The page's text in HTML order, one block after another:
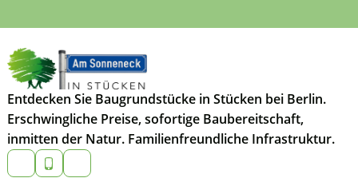
Entdecken Sie Baugrundstücke in Stücken bei Berlin.
Erschwingliche Preise, sofortige Baubereitschaft,
inmitten der Natur. Familienfreundliche Infrastruktur.